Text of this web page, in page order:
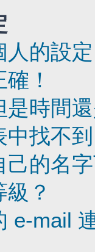
人的設
！
是時間
中找不
己的名
？
e-mail